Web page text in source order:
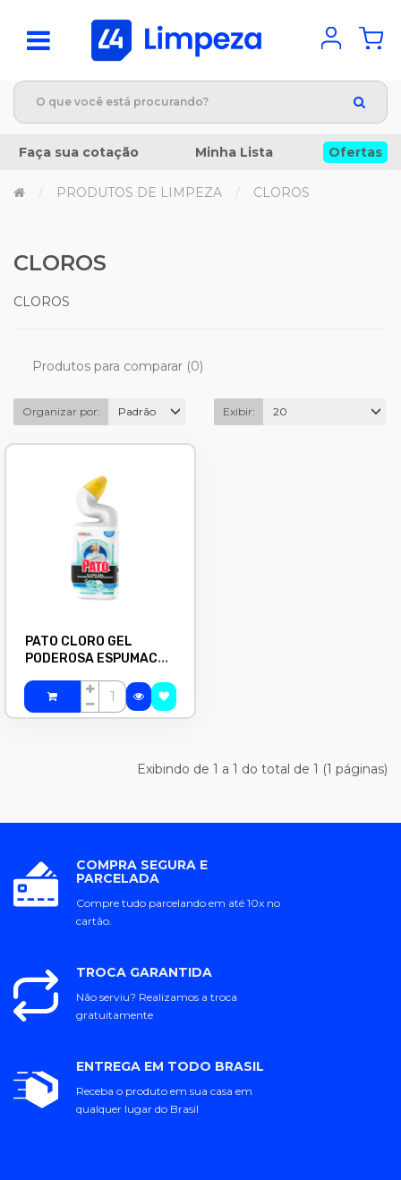
Faça sua cotação Minha Lista Ofertas
PRODUTOS DE LIMPEZA CLOROS
CLOROS
CLOROS
Produtos para comparar (0)
Organizar por: Padrão Exibir: 20
PATO CLORO GEL
PODEROSA ESPUMACAO
Exibindo de 1 a 1 do total de 1 (1 páginas)
COMPRA SEGURA E
PARCELADA
Compre tudo parcelando em até 10x no
cartão.
TROCA GARANTIDA
Não serviu? Realizamos a troca
gratuitamente
ENTREGA EM TODO BRASIL
Receba o produto em sua casa em
qualquer lugar do Brasil